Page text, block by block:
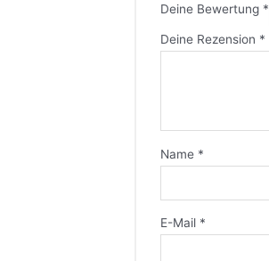
Deine Bewertung *
Deine Rezension *
Name *
E-Mail *